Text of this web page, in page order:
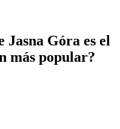
Jasna Góra es el
más popular?